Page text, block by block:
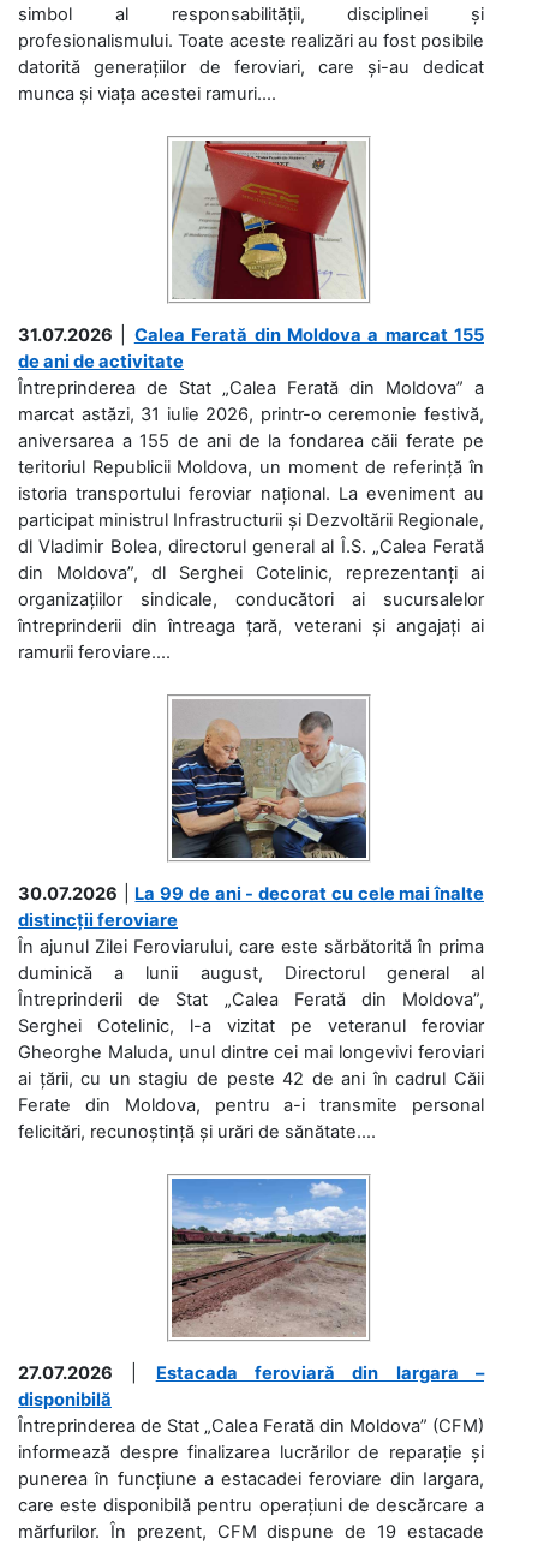
simbol al responsabilității, disciplinei și
profesionalismului. Toate aceste realizări au fost posibile
datorită generațiilor de feroviari, care și-au dedicat
munca și viața acestei ramuri....
31.07.2026
Calea Ferată din Moldova a marcat 155
de ani de activitate
Întreprinderea de Stat „Calea Ferată din Moldova” a
marcat astăzi, 31 iulie 2026, printr-o ceremonie festivă,
aniversarea a 155 de ani de la fondarea căii ferate pe
teritoriul Republicii Moldova, un moment de referință în
istoria transportului feroviar național. La eveniment au
participat ministrul Infrastructurii și Dezvoltării Regionale,
dl Vladimir Bolea, directorul general al Î.S. „Calea Ferată
din Moldova”, dl Serghei Cotelinic, reprezentanți ai
organizațiilor sindicale, conducători ai sucursalelor
întreprinderii din întreaga țară, veterani și angajați ai
ramurii feroviare....
30.07.2026
La 99 de ani - decorat cu cele mai înalte
distincții feroviare
În ajunul Zilei Feroviarului, care este sărbătorită în prima
duminică a lunii august, Directorul general al
Întreprinderii de Stat „Calea Ferată din Moldova”,
Serghei Cotelinic, l-a vizitat pe veteranul feroviar
Gheorghe Maluda, unul dintre cei mai longevivi feroviari
ai țării, cu un stagiu de peste 42 de ani în cadrul Căii
Ferate din Moldova, pentru a-i transmite personal
felicitări, recunoștință și urări de sănătate....
27.07.2026
Estacada feroviară din Iargara –
disponibilă
Întreprinderea de Stat „Calea Ferată din Moldova” (CFM)
informează despre finalizarea lucrărilor de reparație și
punerea în funcțiune a estacadei feroviare din Iargara,
care este disponibilă pentru operațiuni de descărcare a
mărfurilor. În prezent, CFM dispune de 19 estacade